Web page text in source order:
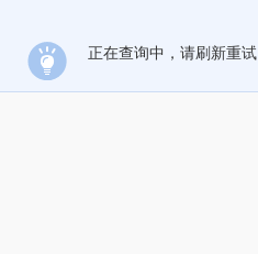
正在查询中，请刷新重试